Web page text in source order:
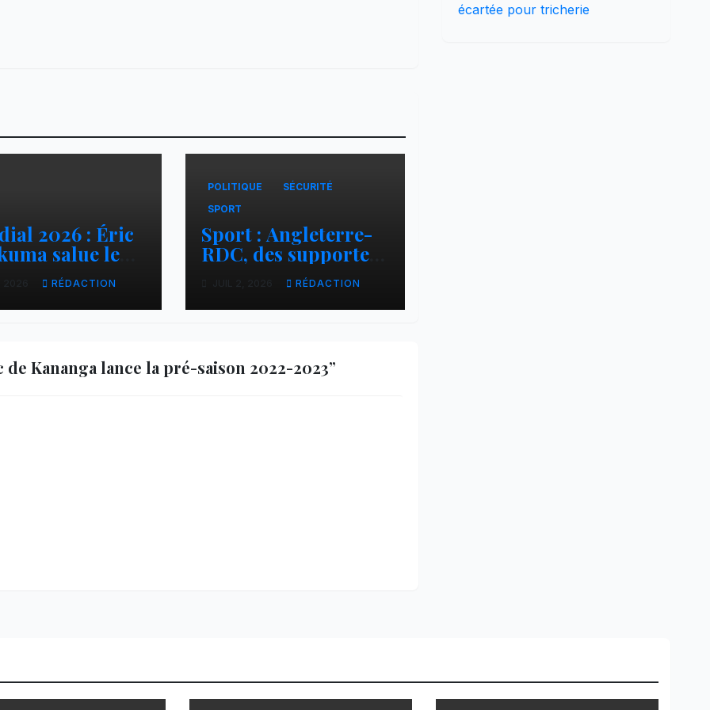
2026 : Éric
salue le
héroïque
RÉDACTION
POLITIQUE
SÉCURITÉ
SPORT
Sport : Angleterre-
RDC, des supporters
interpellés et
d’autres conduits
vers des lieux
RÉDACTION
de Kananga lance la pré-saison 2022-2023”
écartée pour tricherie